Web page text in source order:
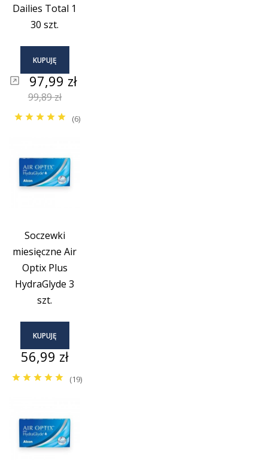
Dailies Total 1
30 szt.
KUPUJĘ
Cena
97,99 zł
Cena
podstawowa
99,89 zł
(6)
Soczewki
miesięczne Air
Optix Plus
HydraGlyde 3
szt.
KUPUJĘ
Cena
56,99 zł
(19)